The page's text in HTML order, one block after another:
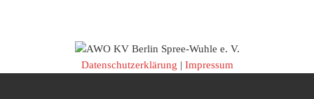
Datenschutzerklärung | Impressum